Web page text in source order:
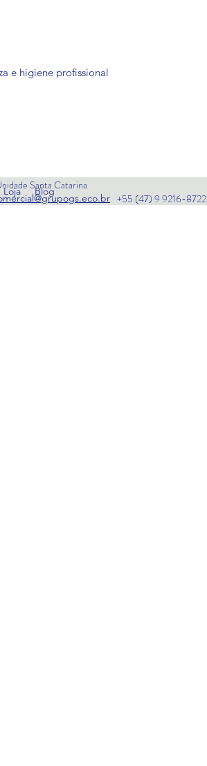
e higiene profissional
Loja Blog
Santa Catarina
+55 (47) 9 9216-8722